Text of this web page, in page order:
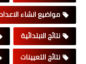
مواضيع انشاء
نتائج الابتدائية
نتائج التعيينات